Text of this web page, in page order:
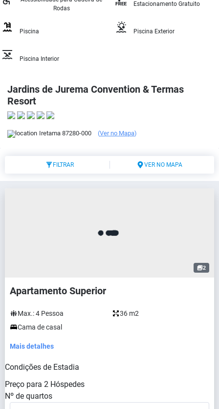
Jardins de Jurema Convention & Termas
Resort
Iretama 87280-000 (Ver no Mapa)
Rodas
Estacionamento Gratuito
Piscina Piscina Exterior
Piscina Interior
FILTRAR VER NO MAPA
2
Apartamento Superior
Max.:4 Pessoa
36 m2
Cama de casal
Mais detalhes
Condições de Estadia
Preço para 2 Hóspedes
Nº de quartos